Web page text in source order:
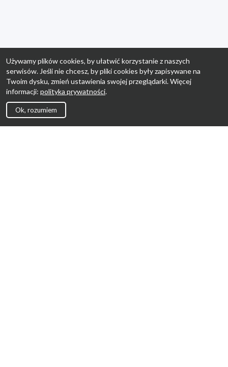
Używamy plików cookies, by ułatwić korzystanie z naszych
serwisów. Jeśli nie chcesz, by pliki cookies były zapisywane na
Twoim dysku, zmień ustawienia swojej przeglądarki. Więcej
informacji: polityka prywatności.
Ok, rozumiem